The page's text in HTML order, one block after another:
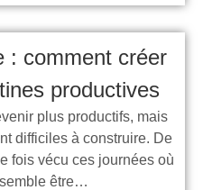
: comment créer
productives
plus productifs, mais
difficiles à construire. De
fois vécu ces journées où
être…